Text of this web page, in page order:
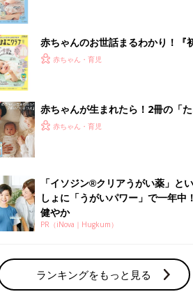
ランキングをもっと見る
ゃん・育児の人気テーマ
記・マンガ